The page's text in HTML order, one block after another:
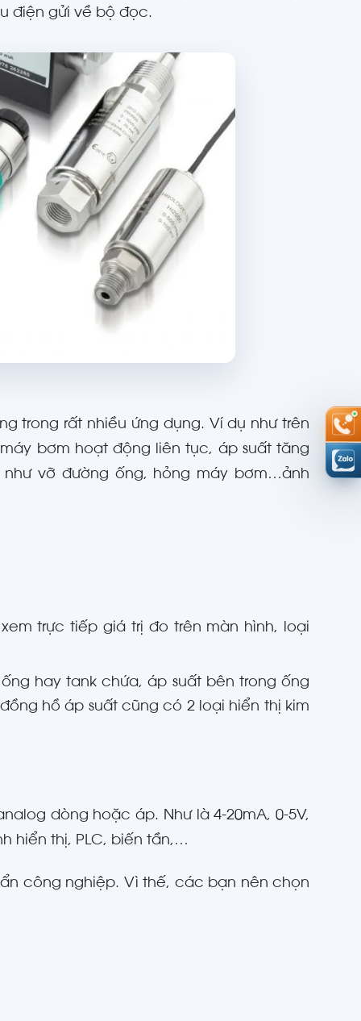
điện gửi về bộ đọc.
trong rất nhiều ứng dụng. Ví dụ như trên
bơm hoạt động liên tục, áp suất tăng
vỡ đường ống, hỏng máy bơm…ảnh
trực tiếp giá trị đo trên màn hình, loại
hay tank chứa, áp suất bên trong ống
hồ áp suất cũng có 2 loại hiển thị kim
dòng hoặc áp. Như là 4-20mA, 0-5V,
hiển thị, PLC, biến tần,…
công nghiệp. Vì thế, các bạn nên chọn